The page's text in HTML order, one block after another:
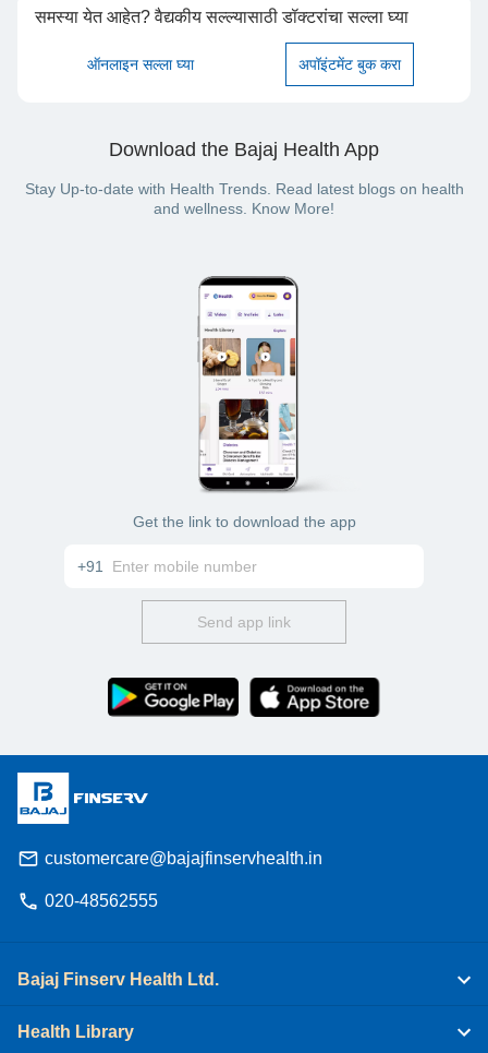
समस्या येत आहेत? वैद्यकीय सल्ल्यासाठी डॉक्टरांचा सल्ला घ्या
ऑनलाइन सल्ला घ्या अपॉइंटमेंट बुक करा
Download the Bajaj Health App
Stay Up-to-date with Health Trends. Read latest blogs on health
and wellness. Know More!
Get the link to download the app
+91
Send app link
customercare@bajajfinservhealth.in
020-48562555
Bajaj Finserv Health Ltd.
Health Library